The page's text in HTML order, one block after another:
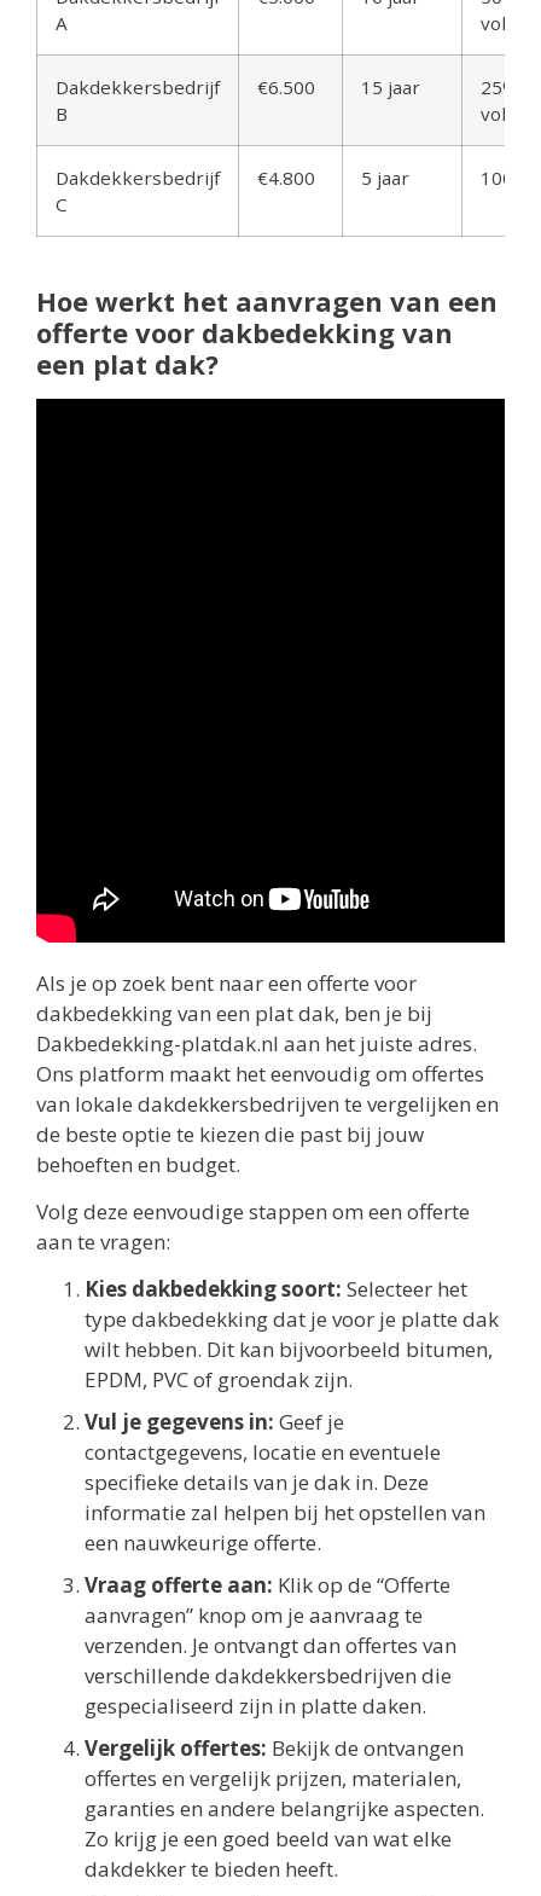
A
Dakdekkersbedrijf
B
€6.500 15 jaar
25%
Dakdekkersbedrijf
C
€4.800 5 jaar 100%
Hoe werkt het aanvragen van een
offerte voor dakbedekking van
een plat dak?
Als je op zoek bent naar een offerte voor
dakbedekking van een plat dak, ben je bij
Dakbedekking-platdak.nl aan het juiste adres.
Ons platform maakt het eenvoudig om offertes
van lokale dakdekkersbedrijven te vergelijken en
de beste optie te kiezen die past bij jouw
behoeften en budget.
Volg deze eenvoudige stappen om een offerte
aan te vragen:
Kies dakbedekking soort: Selecteer het
type dakbedekking dat je voor je platte dak
wilt hebben. Dit kan bijvoorbeeld bitumen,
EPDM, PVC of groendak zijn.
Vul je gegevens in: Geef je
contactgegevens, locatie en eventuele
specifieke details van je dak in. Deze
informatie zal helpen bij het opstellen van
een nauwkeurige offerte.
Vraag offerte aan: Klik op de “Offerte
aanvragen” knop om je aanvraag te
verzenden. Je ontvangt dan offertes van
verschillende dakdekkersbedrijven die
gespecialiseerd zijn in platte daken.
Vergelijk offertes: Bekijk de ontvangen
offertes en vergelijk prijzen, materialen,
garanties en andere belangrijke aspecten.
Zo krijg je een goed beeld van wat elke
dakdekker te bieden heeft.